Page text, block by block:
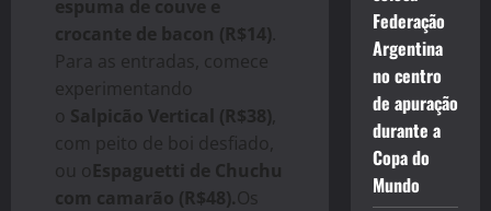
espuma de couve e
crocante de bacon (R$14)
Para as entradas, comece
experimentando
o Salpicão Vertical (R$38)
com peito de boi desfiado,
ou oEspaguetti de Chuchu
com camarão (R$48).Os
Federação
Argentina
no centro
de apuração
durante a
Copa do
Mundo